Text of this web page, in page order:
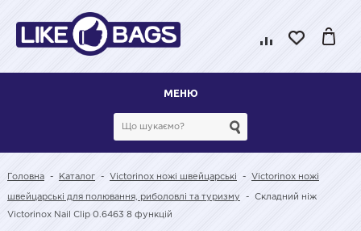
МЕНЮ
Головна - Каталог - Victorinox ножі швейцарські - Victorinox ножі
швейцарські для полювання, риболовлі та туризму - Складний ніж
Victorinox Nail Clip 0.6463 8 функцій